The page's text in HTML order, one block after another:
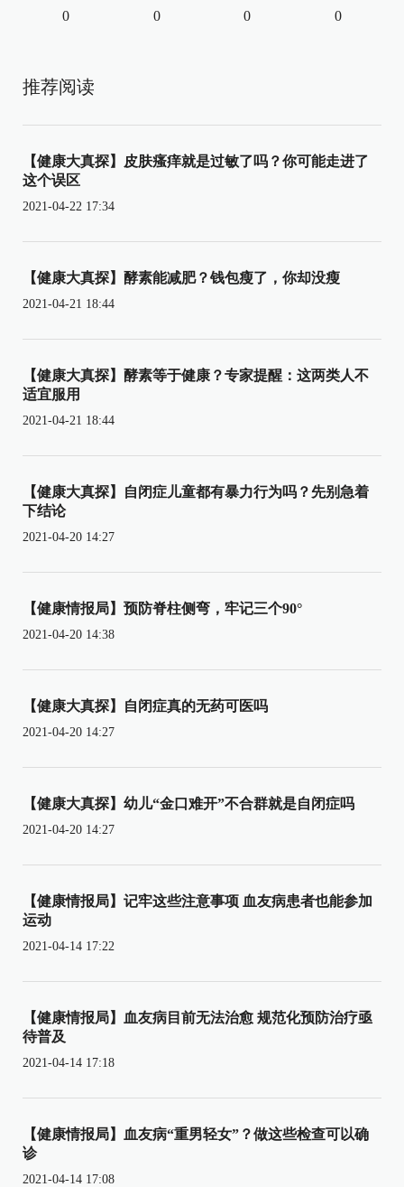
0 0 0 0
推荐阅读
【健康大真探】皮肤瘙痒就是过敏了吗？你可能走进了
这个误区
2021-04-22 17:34
【健康大真探】酵素能减肥？钱包瘦了，你却没瘦
2021-04-21 18:44
【健康大真探】酵素等于健康？专家提醒：这两类人不
适宜服用
2021-04-21 18:44
【健康大真探】自闭症儿童都有暴力行为吗？先别急着
下结论
2021-04-20 14:27
【健康情报局】预防脊柱侧弯，牢记三个90°
2021-04-20 14:38
【健康大真探】自闭症真的无药可医吗
2021-04-20 14:27
【健康大真探】幼儿“金口难开”不合群就是自闭症吗
2021-04-20 14:27
【健康情报局】记牢这些注意事项 血友病患者也能参加
运动
2021-04-14 17:22
【健康情报局】血友病目前无法治愈 规范化预防治疗亟
待普及
2021-04-14 17:18
【健康情报局】血友病“重男轻女”？做这些检查可以确
诊
2021-04-14 17:08